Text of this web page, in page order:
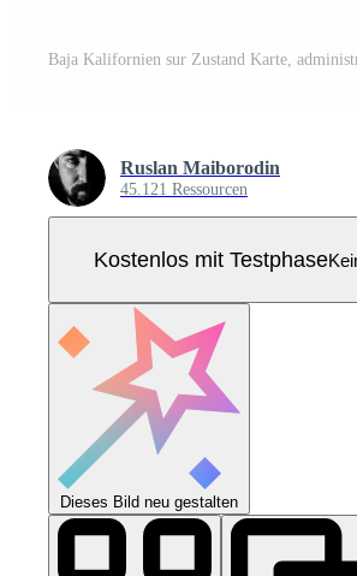
Ruslan Maiborodin
45.121 Ressourcen
Kostenlos mit Testphase
Dieses Bild neu gestalten